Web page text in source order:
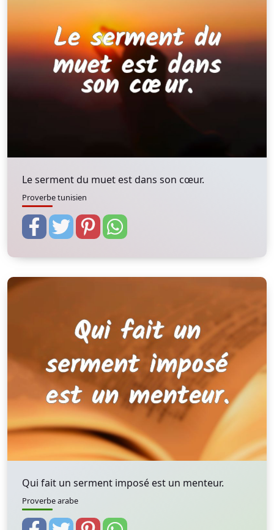
Le serment du muet est dans son cœur.
Proverbe tunisien
Qui fait un serment imposé est un menteur.
Proverbe arabe